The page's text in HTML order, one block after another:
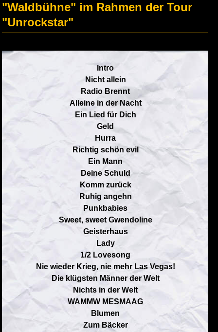
"Waldbühne" im Rahmen der Tour
"Unrockstar"
Intro
Nicht allein
Radio Brennt
Alleine in der Nacht
Ein Lied für Dich
Geld
Hurra
Richtig schön evil
Ein Mann
Deine Schuld
Komm zurück
Ruhig angehn
Punkbabies
Sweet, sweet Gwendoline
Geisterhaus
Lady
1/2 Lovesong
Nie wieder Krieg, nie mehr Las Vegas!
Die klügsten Männer der Welt
Nichts in der Welt
WAMMW MESMAAG
Blumen
Zum Bäcker